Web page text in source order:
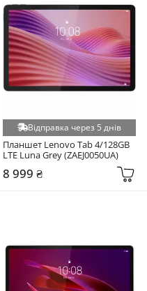
Відправка через 5 днів
Планшет Lenovo Tab 4/128GB
LTE Luna Grey (ZAEJ0050UA)
8 999 ₴